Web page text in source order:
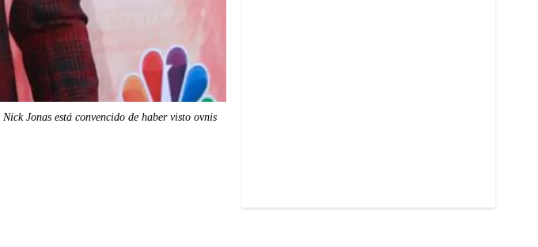
Nick Jonas está convencido de haber visto ovnis